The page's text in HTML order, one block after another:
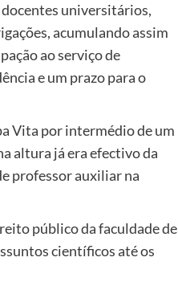
universitários,
acumulando assim
ao serviço de
e um prazo para o
Vita por intermédio de um
altura já era efectivo da
professor auxiliar na
público da faculdade de
científicos até os